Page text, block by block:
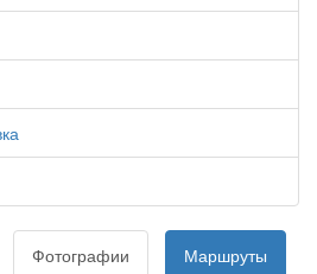
Фотографии Маршруты